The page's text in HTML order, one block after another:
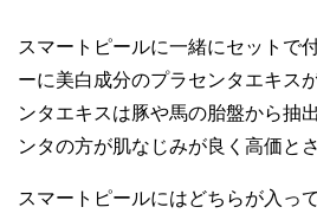
スマートピールに一緒にセットで
ーに美白成分のプラセンタエキス
ンタエキスは豚や馬の胎盤から抽
ンタの方が肌なじみが良く高価と
スマートピールにはどちらが入っ